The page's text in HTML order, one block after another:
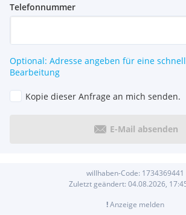
Telefonnummer
Optional: Adresse angeben für eine
Bearbeitung
Kopie dieser Anfrage an mich senden.
E-Mail absenden
willhaben-Code: 1734369441
Zuletzt geändert: 04.08.2026,
!Anzeige melden